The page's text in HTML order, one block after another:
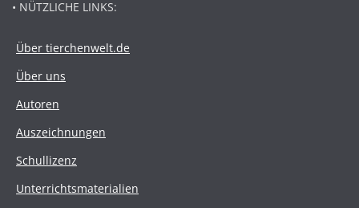
• NÜTZLICHE LINKS:
Über tierchenwelt.de
Über uns
Autoren
Auszeichnungen
Schullizenz
Unterrichtsmaterialien